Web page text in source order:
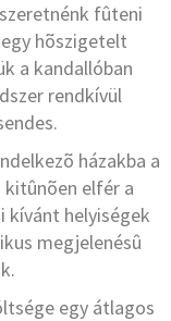
fûteni
hõszigetelt
a kandallóban
rendkívül
házakba a
kitûnõen elfér a
kívánt helyiségek
megjelenésû
egy átlagos